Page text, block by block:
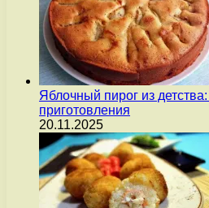
Яблочный пирог из
приготовления
20.11.2025